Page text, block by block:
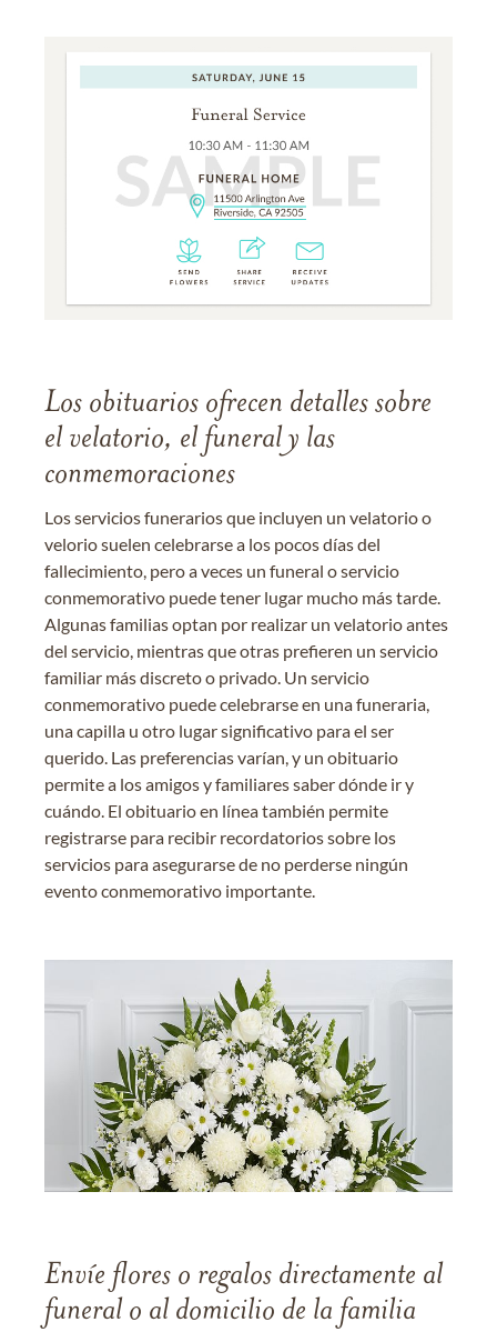
Los obituarios ofrecen detalles sobre
el velatorio, el funeral y las
conmemoraciones
Los servicios funerarios que incluyen un velatorio o
velorio suelen celebrarse a los pocos días del
fallecimiento, pero a veces un funeral o servicio
conmemorativo puede tener lugar mucho más tarde.
Algunas familias optan por realizar un velatorio antes
del servicio, mientras que otras prefieren un servicio
familiar más discreto o privado. Un servicio
conmemorativo puede celebrarse en una funeraria,
una capilla u otro lugar significativo para el ser
querido. Las preferencias varían, y un obituario
permite a los amigos y familiares saber dónde ir y
cuándo. El obituario en línea también permite
registrarse para recibir recordatorios sobre los
servicios para asegurarse de no perderse ningún
evento conmemorativo importante.
Envíe flores o regalos directamente al
funeral o al domicilio de la familia